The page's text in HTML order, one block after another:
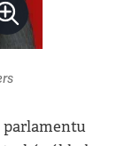
parlamentu